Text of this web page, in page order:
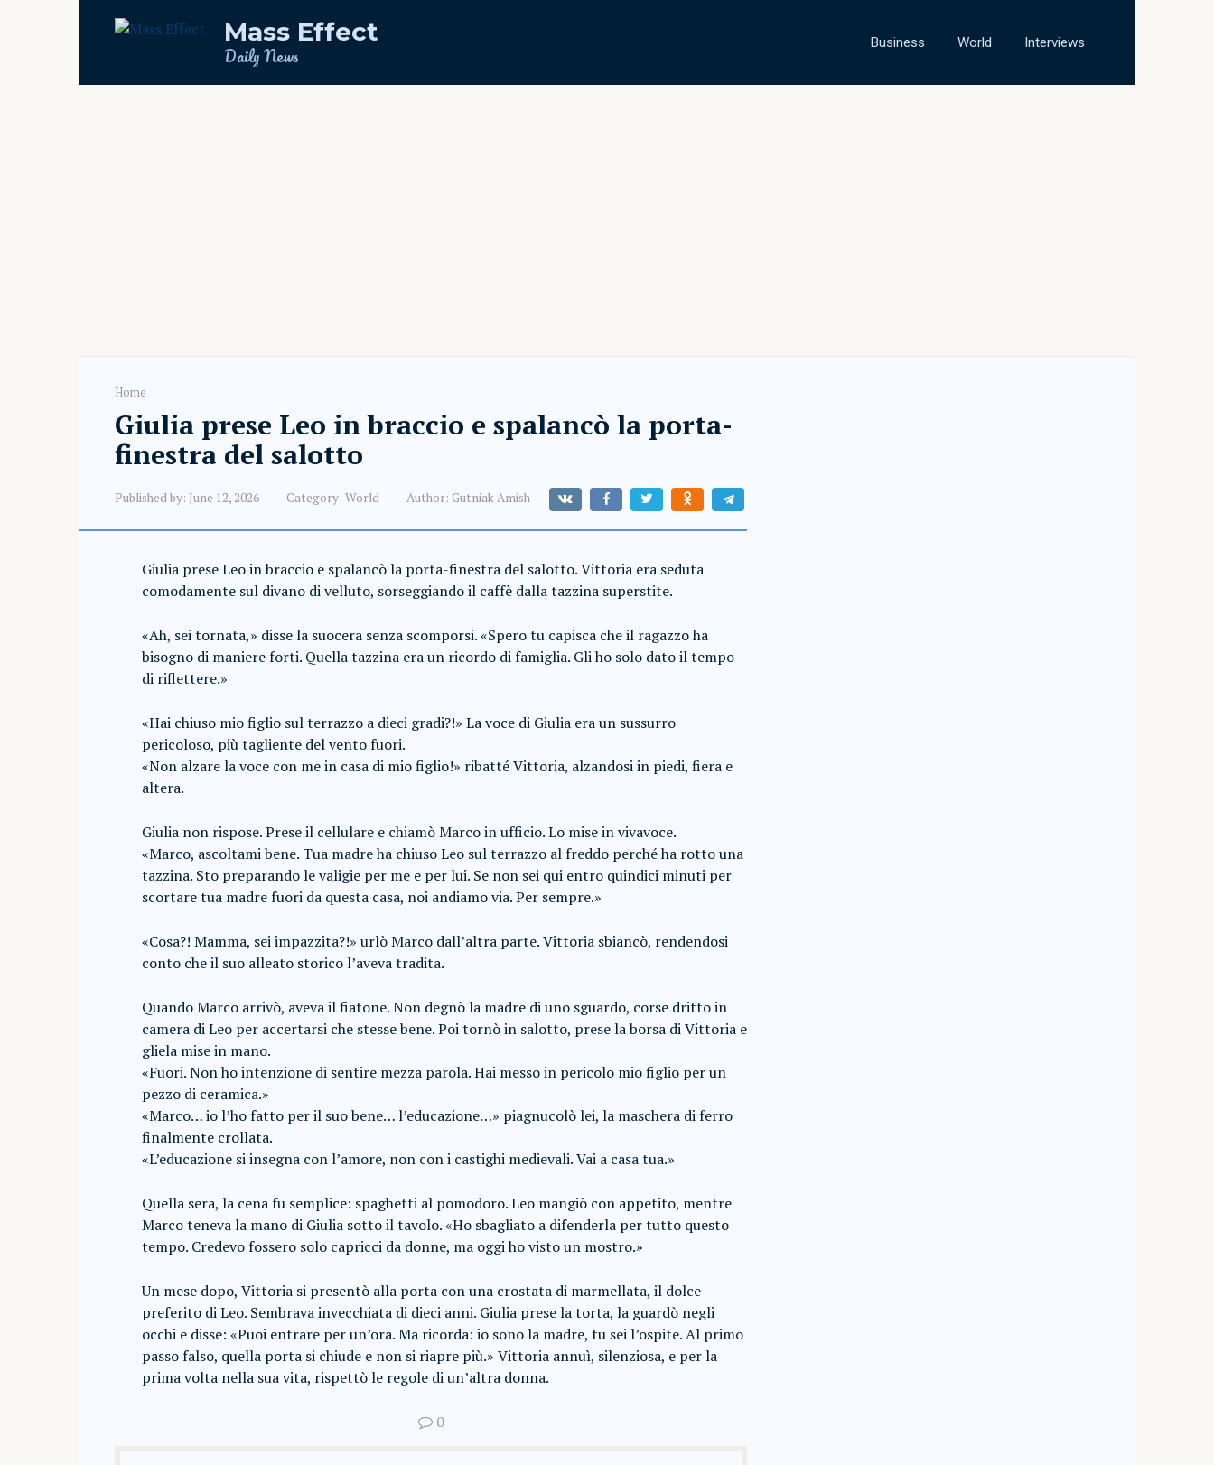
Mass Effect
Daily News
Business World Interviews
Home
Giulia prese Leo in braccio e spalancò la porta-
finestra del salotto
Published by: June 12, 2026 Category: World Author: Gutniak Amish
Giulia prese Leo in braccio e spalancò la porta-finestra del salotto. Vittoria era seduta
comodamente sul divano di velluto, sorseggiando il caffè dalla tazzina superstite.
«Ah, sei tornata,» disse la suocera senza scomporsi. «Spero tu capisca che il ragazzo ha
bisogno di maniere forti. Quella tazzina era un ricordo di famiglia. Gli ho solo dato il tempo
di riflettere.»
«Hai chiuso mio figlio sul terrazzo a dieci gradi?!» La voce di Giulia era un sussurro
pericoloso, più tagliente del vento fuori.
«Non alzare la voce con me in casa di mio figlio!» ribatté Vittoria, alzandosi in piedi, fiera e
altera.
Giulia non rispose. Prese il cellulare e chiamò Marco in ufficio. Lo mise in vivavoce.
«Marco, ascoltami bene. Tua madre ha chiuso Leo sul terrazzo al freddo perché ha rotto una
tazzina. Sto preparando le valigie per me e per lui. Se non sei qui entro quindici minuti per
scortare tua madre fuori da questa casa, noi andiamo via. Per sempre.»
«Cosa?! Mamma, sei impazzita?!» urlò Marco dall’altra parte. Vittoria sbiancò, rendendosi
conto che il suo alleato storico l’aveva tradita.
Quando Marco arrivò, aveva il fiatone. Non degnò la madre di uno sguardo, corse dritto in
camera di Leo per accertarsi che stesse bene. Poi tornò in salotto, prese la borsa di Vittoria e
gliela mise in mano.
«Fuori. Non ho intenzione di sentire mezza parola. Hai messo in pericolo mio figlio per un
pezzo di ceramica.»
«Marco… io l’ho fatto per il suo bene… l’educazione…» piagnucolò lei, la maschera di ferro
finalmente crollata.
«L’educazione si insegna con l’amore, non con i castighi medievali. Vai a casa tua.»
Quella sera, la cena fu semplice: spaghetti al pomodoro. Leo mangiò con appetito, mentre
Marco teneva la mano di Giulia sotto il tavolo. «Ho sbagliato a difenderla per tutto questo
tempo. Credevo fossero solo capricci da donne, ma oggi ho visto un mostro.»
Un mese dopo, Vittoria si presentò alla porta con una crostata di marmellata, il dolce
preferito di Leo. Sembrava invecchiata di dieci anni. Giulia prese la torta, la guardò negli
occhi e disse: «Puoi entrare per un’ora. Ma ricorda: io sono la madre, tu sei l’ospite. Al primo
passo falso, quella porta si chiude e non si riapre più.» Vittoria annuì, silenziosa, e per la
prima volta nella sua vita, rispettò le regole di un’altra donna.
0